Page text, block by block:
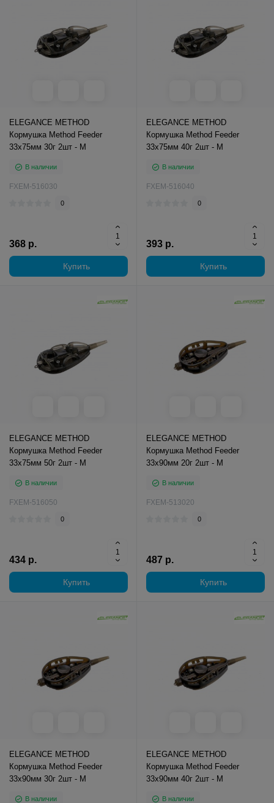
ELEGANCE METHOD
Кормушка Method Feeder
33х75мм 30г 2шт - M
В наличии
FXEM-516030
0
368 р.
Купить
ELEGANCE METHOD
Кормушка Method Feeder
33х75мм 40г 2шт - M
В наличии
FXEM-516040
0
393 р.
Купить
ELEGANCE METHOD
Кормушка Method Feeder
33х75мм 50г 2шт - M
В наличии
FXEM-516050
0
434 р.
Купить
ELEGANCE METHOD
Кормушка Method Feeder
33х90мм 20г 2шт - M
В наличии
FXEM-513020
0
487 р.
Купить
ELEGANCE METHOD
Кормушка Method Feeder
33х90мм 30г 2шт - M
В наличии
ELEGANCE METHOD
Кормушка Method Feeder
33х90мм 40г 2шт - M
В наличии